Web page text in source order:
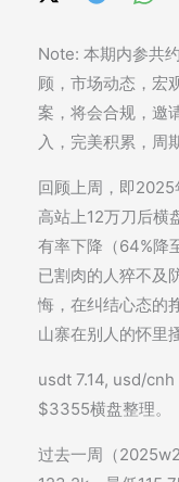
Note: 本期内参共
顾，市场动态，宏
案，将会合规，邀
入，完美积累，周
回顾上周，即
高站上12万刀后横
有率下降（64%降
已割肉的人猝不及
悔，在纠结心态的
山寨在别人的怀里
usdt 7.14, usd/cnh
$3355横盘整理。
过去一周（